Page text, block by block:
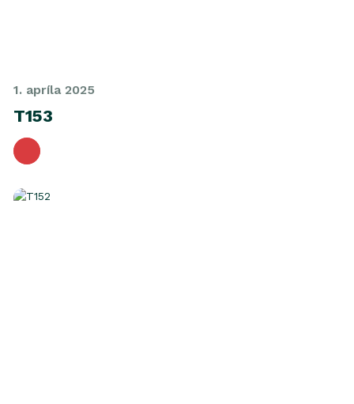
1. apríla 2025
T153